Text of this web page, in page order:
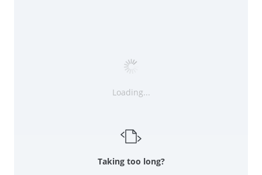
Loading...
Taking too long?